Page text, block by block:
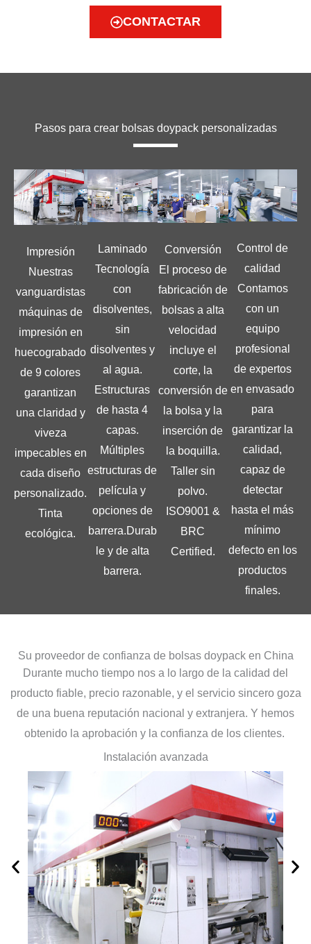
CONTACTAR
Pasos para crear bolsas doypack personalizadas
Impresión
Nuestras
vanguardistas
máquinas de
impresión en
huecograbado
de 9 colores
garantizan
una claridad y
viveza
impecables en
cada diseño
personalizado.
Tinta
ecológica.
Laminado
Tecnología
con
disolventes,
sin
disolventes y
al agua.
Estructuras
de hasta 4
capas.
Múltiples
estructuras de
película y
opciones de
barrera.Durab
le y de alta
barrera.
Conversión
El proceso de
fabricación de
bolsas a alta
velocidad
incluye el
corte, la
conversión de
la bolsa y la
inserción de
la boquilla.
Taller sin
polvo.
ISO9001 &
BRC
Certified.
Control de
calidad
Contamos
con un
equipo
profesional
de expertos
en envasado
para
garantizar la
calidad,
capaz de
detectar
hasta el más
mínimo
defecto en los
productos
finales.
Su proveedor de confianza de bolsas doypack en China
Durante mucho tiempo nos a lo largo de la calidad del
producto fiable, precio razonable, y el servicio sincero goza
de una buena reputación nacional y extranjera. Y hemos
obtenido la aprobación y la confianza de los clientes.
Instalación avanzada